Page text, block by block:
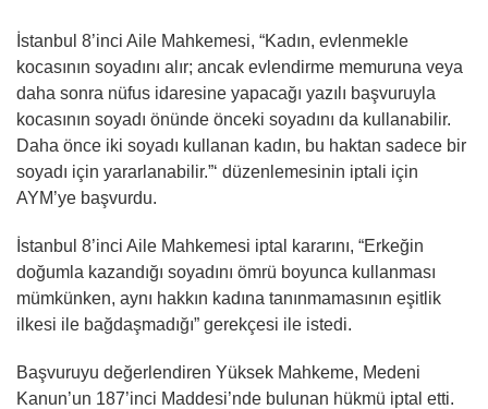
İstanbul 8’inci Aile Mahkemesi, “Kadın, evlenmekle
kocasının soyadını alır; ancak evlendirme memuruna veya
daha sonra nüfus idaresine yapacağı yazılı başvuruyla
kocasının soyadı önünde önceki soyadını da kullanabilir.
Daha önce iki soyadı kullanan kadın, bu haktan sadece bir
soyadı için yararlanabilir.”‘ düzenlemesinin iptali için
AYM’ye başvurdu.
İstanbul 8’inci Aile Mahkemesi iptal kararını, “Erkeğin
doğumla kazandığı soyadını ömrü boyunca kullanması
mümkünken, aynı hakkın kadına tanınmamasının eşitlik
ilkesi ile bağdaşmadığı” gerekçesi ile istedi.
Başvuruyu değerlendiren Yüksek Mahkeme, Medeni
Kanun’un 187’inci Maddesi’nde bulunan hükmü iptal etti.